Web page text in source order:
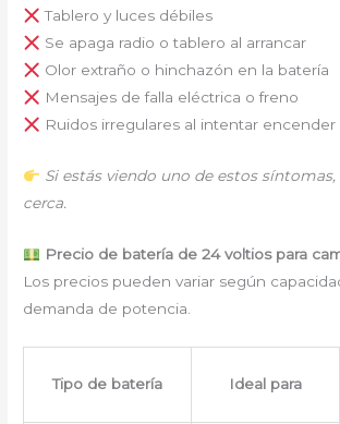
Tablero y luces débiles
Se apaga radio o tablero al arrancar
Olor extraño o hinchazón en la batería
Mensajes de falla eléctrica o freno
Ruidos irregulares al intentar encender
Si estás viendo uno de estos
cerca.
Precio de batería de 24 voltios para
Los precios pueden variar según
demanda de potencia.
Tipo de batería Ideal para